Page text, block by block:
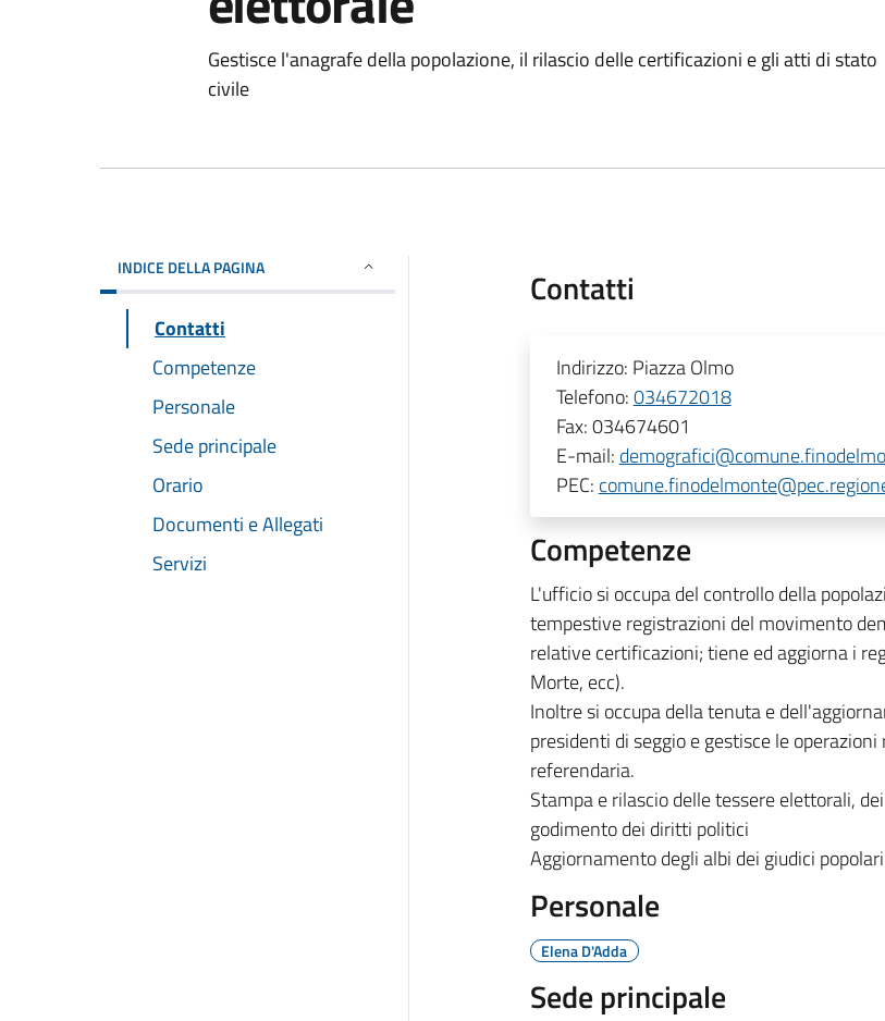
Gestisce l'anagrafe della popolazione, il rilascio delle certificazioni e gli atti di stato
civile
INDICE DELLA PAGINA
Contatti
Competenze
Personale
Sede principale
Orario
Documenti e Allegati
Servizi
Contatti
Indirizzo: Piazza Olmo
Telefono:034672018
Fax:034674601
E-mail:
PEC:
Competenze
L'ufficio si occupa del controllo della
tempestive registrazioni del movimento
relative certificazioni; tiene ed aggiorna i
Morte, ecc).
Inoltre si occupa della tenuta e
presidenti di seggio e gestisce le
referendaria.
Stampa e rilascio delle tessere elettorali,
godimento dei diritti politici
Aggiornamento degli albi dei giudici
Personale
Elena D'Adda
Sede principale